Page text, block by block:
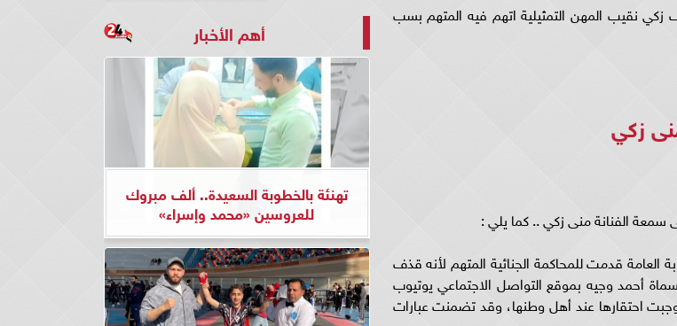
نقيب المهن التمثيلية اتهم فيه المتهم بسب
زكي
سمعة الفنانة منى زكي .. كما يلي :
العامة قدمت للمحاكمة الجنائية المتهم لأنه قذف
أحمد وجيه بموقع التواصل الاجتماعي يوتيوب
احتقارها عند أهل وطنها، وقد تضمنت عبارات
أهم الأخبار
تهنئة بالخطوبة السعيدة.. ألف مبروك
للعروسين «محمد وإسراء»